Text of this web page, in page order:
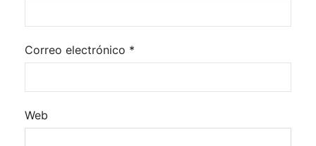
Correo electrónico *
Web